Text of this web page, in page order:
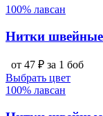
100% лавсан
Нитки
от 47 ₽ за 1 боб
Выбрать цвет
100% лавсан